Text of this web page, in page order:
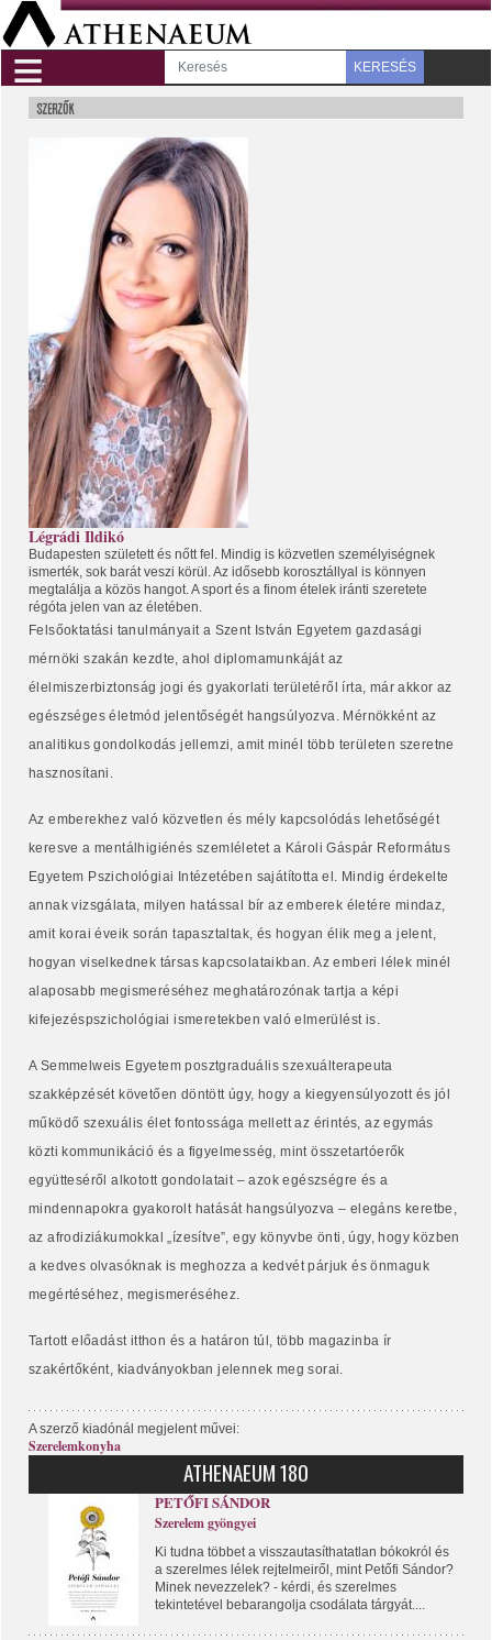
≡ KERESÉS
Légrádi Ildikó
Budapesten született és nőtt fel. Mindig is közvetlen személyiségnek
ismerték, sok barát veszi körül. Az idősebb korosztállyal is könnyen
megtalálja a közös hangot. A sport és a finom ételek iránti szeretete
régóta jelen van az életében.
Felsőoktatási tanulmányait a Szent István Egyetem gazdasági
mérnöki szakán kezdte, ahol diplomamunkáját az
élelmiszerbiztonság jogi és gyakorlati területéről írta, már akkor az
egészséges életmód jelentőségét hangsúlyozva. Mérnökként az
analitikus gondolkodás jellemzi, amit minél több területen szeretne
hasznosítani.
Az emberekhez való közvetlen és mély kapcsolódás lehetőségét
keresve a mentálhigiénés szemléletet a Károli Gáspár Református
Egyetem Pszichológiai Intézetében sajátította el. Mindig érdekelte
annak vizsgálata, milyen hatással bír az emberek életére mindaz,
amit korai éveik során tapasztaltak, és hogyan élik meg a jelent,
hogyan viselkednek társas kapcsolataikban. Az emberi lélek minél
alaposabb megismeréséhez meghatározónak tartja a képi
kifejezéspszichológiai ismeretekben való elmerülést is.
A Semmelweis Egyetem posztgraduális szexuálterapeuta
szakképzését követően döntött úgy, hogy a kiegyensúlyozott és jól
működő szexuális élet fontossága mellett az érintés, az egymás
közti kommunikáció és a figyelmesség, mint összetartóerők
együtteséről alkotott gondolatait – azok egészségre és a
mindennapokra gyakorolt hatását hangsúlyozva – elegáns keretbe,
az afrodiziákumokkal „ízesítve”, egy könyvbe önti, úgy, hogy közben
a kedves olvasóknak is meghozza a kedvét párjuk és önmaguk
megértéséhez, megismeréséhez.
Tartott előadást itthon és a határon túl, több magazinba ír
szakértőként, kiadványokban jelennek meg sorai.
A szerző kiadónál megjelent művei:
Szerelemkonyha
ATHENAEUM 180
PETŐFI SÁNDOR
Szerelem gyöngyei
Ki tudna többet a visszautasíthatatlan bókokról és
a szerelmes lélek rejtelmeiről, mint Petőfi Sándor?
Minek nevezzelek? - kérdi, és szerelmes
tekintetével bebarangolja csodálata tárgyát....